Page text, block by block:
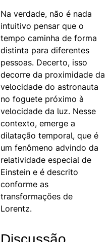
Na verdade, não é nada
intuitivo pensar que o
tempo caminha de forma
distinta para diferentes
pessoas. Decerto, isso
decorre da proximidade da
velocidade do astronauta
no foguete próximo à
velocidade da luz. Nesse
contexto, emerge a
dilatação temporal, que é
um fenômeno advindo da
relatividade especial de
Einstein e é descrito
conforme as
transformações de
Lorentz.